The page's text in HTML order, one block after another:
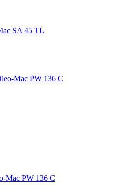
SA 45 TL
Mac PW 136 C